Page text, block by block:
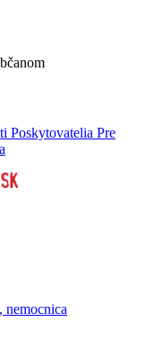
Poskytovatelia Pre
nemocnica